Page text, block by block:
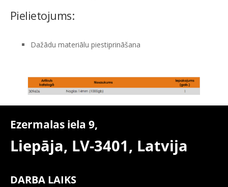
Pielietojums:
Dažādu materiālu piestiprināšana
Ezermalas iela 9,
Liepāja, LV-3401, Latvija
DARBA LAIKS